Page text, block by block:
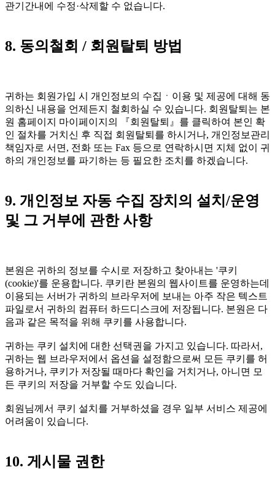
관기간내에 수정·삭제할 수 없습니다.
8. 동의철회 / 회원탈퇴 방법
귀하는 회원가입 시 개인정보의 수집ㆍ이용 및 제공에 대해 동
의하신 내용을 언제든지 철회하실 수 있습니다. 회원탈퇴는 본
원 홈페이지 마이페이지의 『회원탈퇴』를 클릭하여 본인 확
인 절차를 거치신 후 직접 회원탈퇴를 하시거나, 개인정보관리
책임자로 서면, 전화 또는 Fax 등으로 연락하시면 지체 없이 귀
하의 개인정보를 파기하는 등 필요한 조치를 하겠습니다.
9. 개인정보 자동 수집 장치의 설치/운영
및 그 거부에 관한 사항
본원은 귀하의 정보를 수시로 저장하고 찾아내는 '쿠키
(cookie)'를 운용합니다. 쿠키란 본원의 웹사이트를 운영하는데
이용되는 서버가 귀하의 브라우저에 보내는 아주 작은 텍스트
파일로서 귀하의 컴퓨터 하드디스크에 저장됩니다. 본원은 다
음과 같은 목적을 위해 쿠키를 사용합니다.
귀하는 쿠키 설치에 대한 선택권을 가지고 있습니다. 따라서,
귀하는 웹 브라우저에서 옵션을 설정함으로써 모든 쿠키를 허
용하거나, 쿠키가 저장될 때마다 확인을 거치거나, 아니면 모
든 쿠키의 저장을 거부할 수도 있습니다.
회원님께서 쿠키 설치를 거부하셨을 경우 일부 서비스 제공에
어려움이 있습니다.
10. 게시물 권한